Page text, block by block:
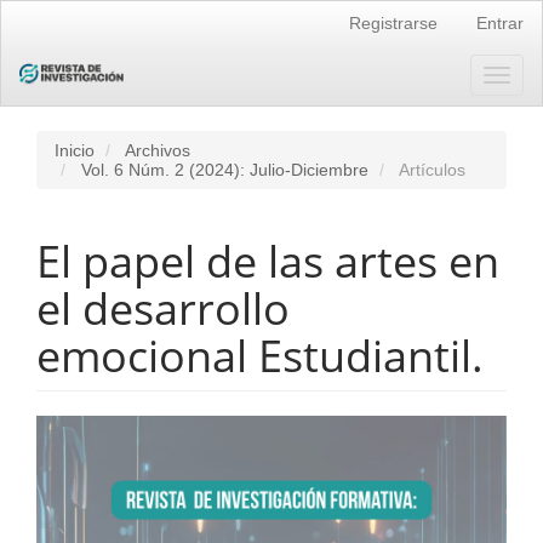
principal
Barra
lateral
Registrarse Entrar
Inicio
Archivos
Vol. 6 Núm. 2 (2024): Julio-Diciembre
Artículos
El papel de las artes en
el desarrollo
emocional Estudiantil.
Barra
lateral
del